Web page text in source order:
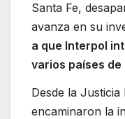
Santa Fe,
avanza en su
a que Interpol
varios países de
Desde la Justicia
encaminaron la